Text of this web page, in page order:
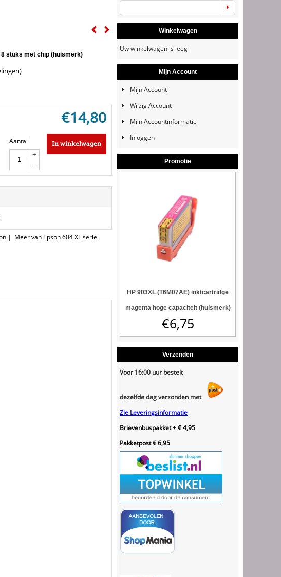
stuks met chip (huismerk)
€14,80
Aantal
+
-
In winkelwagen
| Meer van Epson 604 XL serie
Winkelwagen
Uw winkelwagen is leeg
Mijn Account
Mijn Account
Wijzig Account
Mijn Accountinformatie
Inloggen
Promotie
HP 903XL (T6M07AE) inktcartridge
magenta hoge capaciteit (huismerk)
€6,75
Verzenden
Voor 16:00 uur bestelt
dezelfde dag verzonden met
Zie Leveringsinformatie
Brievenbuspakket + € 4,95
Pakketpost € 6,95